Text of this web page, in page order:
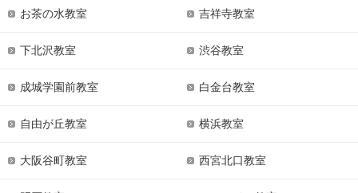
お茶の水教室 吉祥寺教室
下北沢教室 渋谷教室
成城学園前教室 白金台教室
自由が丘教室 横浜教室
大阪谷町教室 西宮北口教室